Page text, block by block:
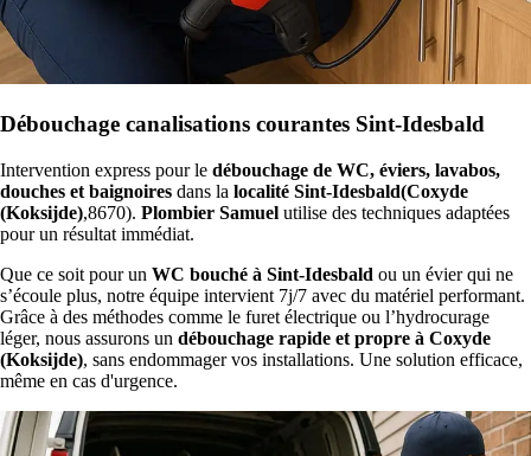
Débouchage canalisations courantes Sint-Idesbald
Intervention express pour le débouchage de WC, éviers, lavabos,
douches et baignoires dans la localité Sint-Idesbald(Coxyde
(Koksijde),8670). Plombier Samuel utilise des techniques adaptées
pour un résultat immédiat.
Que ce soit pour un WC bouché à Sint-Idesbald ou un évier qui ne
s’écoule plus, notre équipe intervient 7j/7 avec du matériel performant.
Grâce à des méthodes comme le furet électrique ou l’hydrocurage
léger, nous assurons un débouchage rapide et propre à Coxyde
(Koksijde), sans endommager vos installations. Une solution efficace,
même en cas d'urgence.